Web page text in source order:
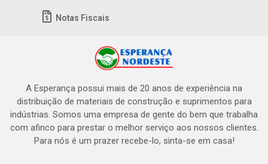
Notas Fiscais
A Esperança possui mais de 20 anos de experiência na
distribuição de materiais de construção e suprimentos para
indústrias. Somos uma empresa de gente do bem que trabalha
com afinco para prestar o melhor serviço aos nossos clientes.
Para nós é um prazer recebe-lo, sinta-se em casa!